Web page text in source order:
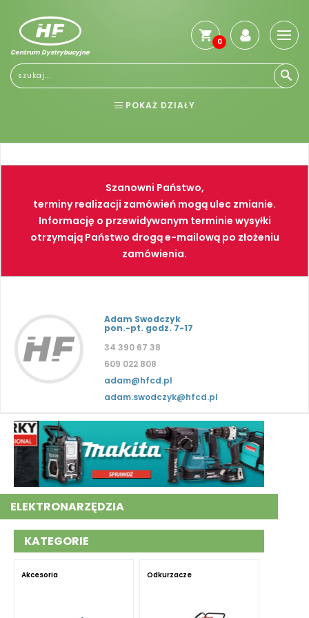
Centrum Dystrybucyjne
0
POKAŻ DZIAŁY
NARZĘDZIA SPAWALNICTWO
FARBY PNEUMATYKA
Szanowni Państwo,
terminy realizacji zamówień mogą ulec zmianie.
Informację o przewidywanym terminie wysyłki
otrzymają Państwo drogą e-mailową po złożeniu
zamówienia.
Adam Swodczyk
pon.-pt. godz. 7-17
34 390 67 38
609 022 808
adam@hfcd.pl
adam.swodczyk@hfcd.pl
ELEKTRONARZĘDZIA
KATEGORIE
Akcesoria Odkurzacze